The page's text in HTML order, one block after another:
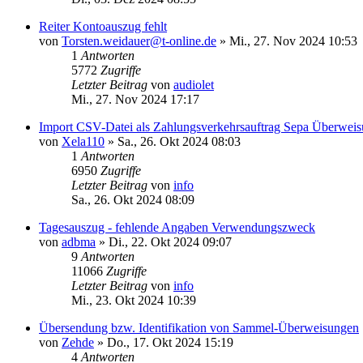
Reiter Kontoauszug fehlt
von Torsten.weidauer@t-online.de » Mi., 27. Nov 2024 10:53
1 Antworten
5772 Zugriffe
Letzter Beitrag von audiolet
Mi., 27. Nov 2024 17:17
Import CSV-Datei als Zahlungsverkehrsauftrag Sepa
von Xela110 » Sa., 26. Okt 2024 08:03
1 Antworten
6950 Zugriffe
Letzter Beitrag von info
Sa., 26. Okt 2024 08:09
Tagesauszug - fehlende Angaben Verwendungszweck
von adbma » Di., 22. Okt 2024 09:07
9 Antworten
11066 Zugriffe
Letzter Beitrag von info
Mi., 23. Okt 2024 10:39
Übersendung bzw. Identifikation von Sammel-Überweisungen
von Zehde » Do., 17. Okt 2024 15:19
4 Antworten